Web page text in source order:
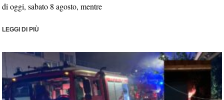
di oggi, sabato 8 agosto, mentre
LEGGI DI PIÙ